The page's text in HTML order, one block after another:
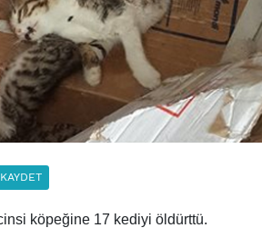
KAYDET
köpeğine 17 kediyi öldürttü.